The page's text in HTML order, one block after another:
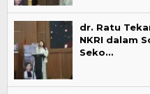
dr. Ratu
NKRI dalam
Seko…